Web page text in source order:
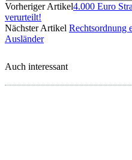
Vorheriger Artikel4.000 Euro
verurteilt!
Nächster Artikel Rechtsordnung
Ausländer
Auch interessant